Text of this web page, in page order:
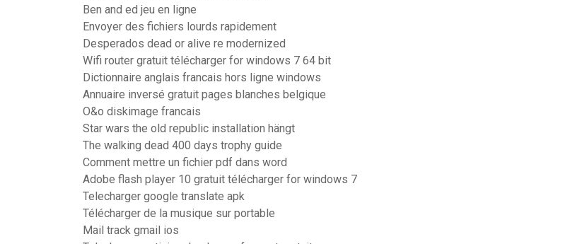
Ben and ed jeu en ligne
Envoyer des fichiers lourds rapidement
Desperados dead or alive re modernized
Wifi router gratuit télécharger for windows 7 64 bit
Dictionnaire anglais francais hors ligne windows
Annuaire inversé gratuit pages blanches belgique
O&o diskimage francais
Star wars the old republic installation hängt
The walking dead 400 days trophy guide
Comment mettre un fichier pdf dans word
Adobe flash player 10 gratuit télécharger for windows 7
Telecharger google translate apk
Télécharger de la musique sur portable
Mail track gmail ios